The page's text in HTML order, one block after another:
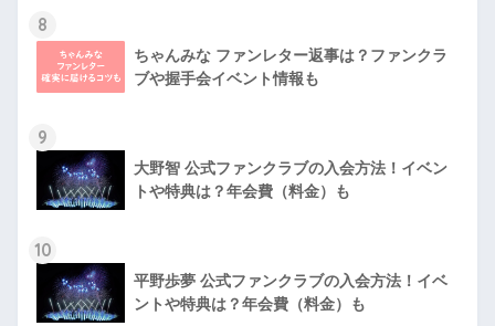
8
ちゃんみな ファンレター返事は？ファンクラ
ブや握手会イベント情報も
9
大野智 公式ファンクラブの入会方法！イベン
トや特典は？年会費（料金）も
10
平野歩夢 公式ファンクラブの入会方法！イベ
ントや特典は？年会費（料金）も